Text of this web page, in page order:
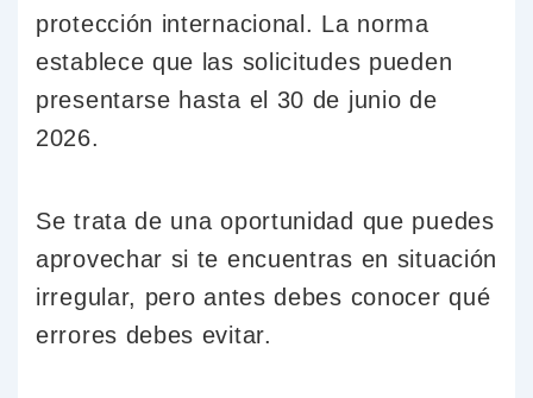
protección internacional. La norma
establece que las solicitudes pueden
presentarse hasta el 30 de junio de
2026.
Se trata de una oportunidad que puedes
aprovechar si te encuentras en situación
irregular, pero antes debes conocer qué
errores debes evitar.